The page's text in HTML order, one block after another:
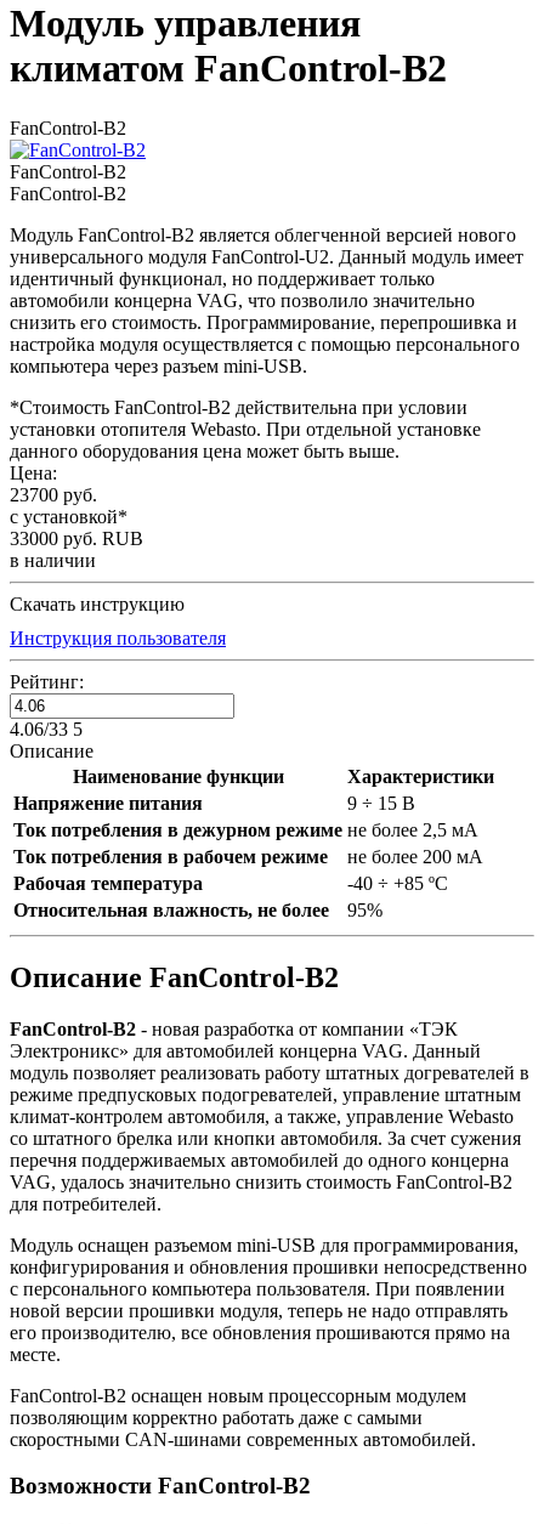
Модуль управления
климатом FanControl-B2
FanControl-B2
FanControl-B2
FanControl-B2
Модуль FanControl-B2 является облегченной версией нового
универсального модуля FanControl-U2. Данный модуль имеет
идентичный функционал, но поддерживает только
автомобили концерна VAG, что позволило значительно
снизить его стоимость. Программирование, перепрошивка и
настройка модуля осуществляется с помощью персонального
компьютера через разъем mini-USB.
*Стоимость FanControl-B2 действительна при условии
установки отопителя Webasto. При отдельной установке
данного оборудования цена может быть выше.
Цена:
23700 руб.
с установкой*
33000 руб. RUB
в наличии
Скачать инструкцию
Инструкция пользователя
Рейтинг:
4.06/33 5
Описание
Наименование функции
Характеристики
Напряжение питания
9 ÷ 15 В
Ток потребления в дежурном режиме не более 2,5 мА
Ток потребления в рабочем режиме
не более 200 мА
Рабочая температура
-40 ÷ +85 ºС
Относительная влажность, не более
95%
Описание FanControl-B2
FanControl-B2 - новая разработка от компании «ТЭК
Электроникс» для автомобилей концерна VAG. Данный
модуль позволяет реализовать работу штатных догревателей в
режиме предпусковых подогревателей, управление штатным
климат-контролем автомобиля, а также, управление Webasto
со штатного брелка или кнопки автомобиля. За счет сужения
перечня поддерживаемых автомобилей до одного концерна
VAG, удалось значительно снизить стоимость FanControl-B2
для потребителей.
Модуль оснащен разъемом mini-USB для программирования,
конфигурирования и обновления прошивки непосредственно
с персонального компьютера пользователя. При появлении
новой версии прошивки модуля, теперь не надо отправлять
его производителю, все обновления прошиваются прямо на
месте.
FanControl-B2 оснащен новым процессорным модулем
позволяющим корректно работать даже с самыми
скоростными CAN-шинами современных автомобилей.
Возможности FanControl-B2